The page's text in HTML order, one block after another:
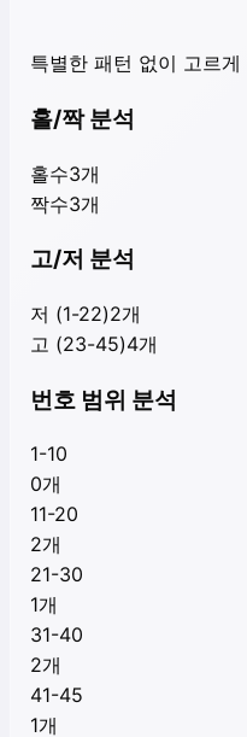
특별한 패턴 없이 고르
홀/짝 분석
홀수3개
짝수3개
고/저 분석
저 (1-22)2개
고 (23-45)4개
번호 범위 분석
1-10
0개
11-20
2개
21-30
1개
31-40
2개
41-45
1개